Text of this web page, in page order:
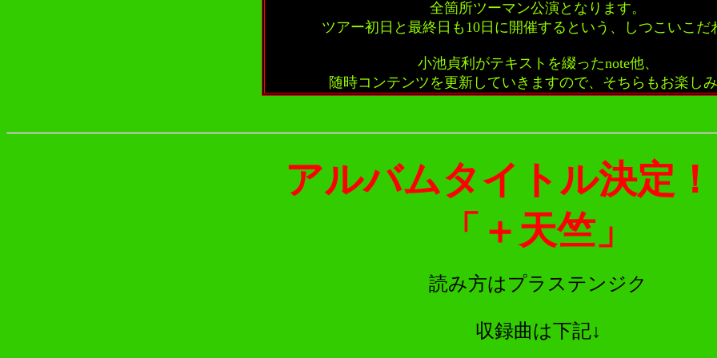
全箇所ツーマン公演となります。
ツアー初日と最終日も10日に開催するという、しつこいこだ
小池貞利がテキストを綴ったnote他、
随時コンテンツを更新していきますので、そちらもお楽しみ
アルバムタイトル決定！
「＋天竺」
読み方はプラステンジク
収録曲は下記↓